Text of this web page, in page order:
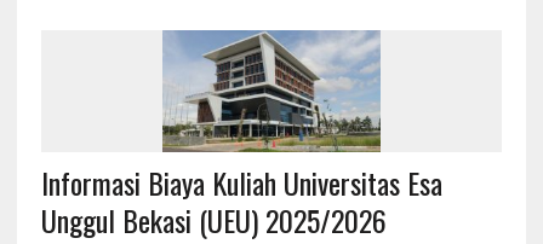
Informasi Biaya Kuliah Universitas Esa
Unggul Bekasi (UEU) 2025/2026